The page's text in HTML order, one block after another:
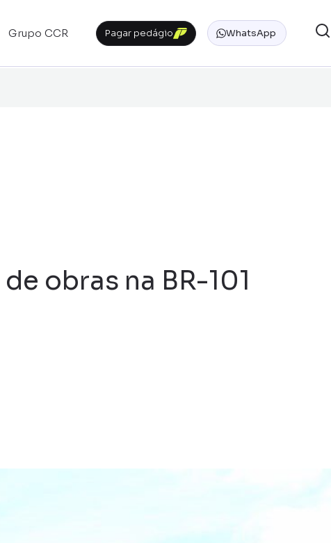
Grupo CCR Pagar pedágio WhatsApp
obras na BR-101